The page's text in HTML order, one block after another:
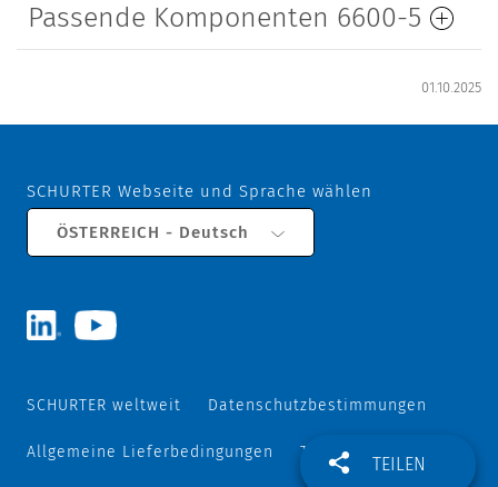
Passende Komponenten 6600-5
01.10.2025
TEILEN
SCHURTER Webseite und Sprache wählen
ÖSTERREICH - Deutsch
SCHURTER weltweit Datenschutzbestimmungen
Allgemeine Lieferbedingungen Track and Trace